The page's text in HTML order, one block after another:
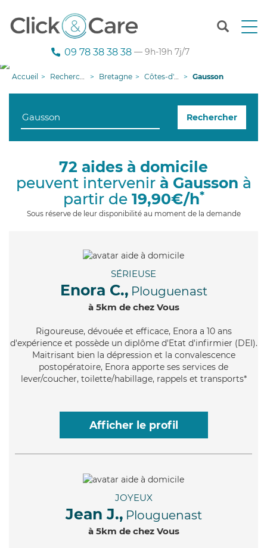
T
n
g
i
09 78 38 38 38 — 9h-19h 7j/7
Accueil Recherche aide à domicile Bretagne Côtes-d'armor Gausson
Rechercher
72 aides à domicile
peuvent intervenir à Gausson à
partir de 19,90€/h*
Sous réserve de leur disponibilité au moment de la demande
SÉRIEUSE
Enora C., Plouguenast
à 5km de chez Vous
Rigoureuse, dévouée et efficace, Enora a 10 ans
d'expérience et possède un diplôme d'Etat d'infirmier (DEI).
Maitrisant bien la dépression et la convalescence
postopératoire, Enora apporte ses services de
lever/coucher, toilette/habillage, rappels et transports*
Afficher le profil
JOYEUX
Jean J., Plouguenast
à 5km de chez Vous